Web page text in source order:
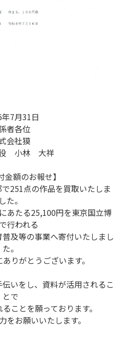
7月31日
者各位
会社獏
役 小林 大祥
金額のお報せ】
251点の作品を買取いたしま
した。
あたる25,100円を東京国立博
行われる
及等の事業へ寄付いたしまし
た。
りがとうございます。
いをし、資料が活用されるこ
とで
ことを願っております。
をお願いいたします。